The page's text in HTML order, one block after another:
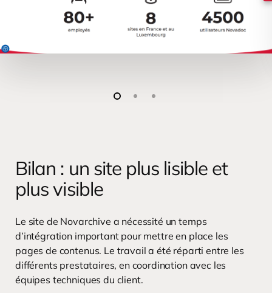
Bilan : un site plus lisible et
plus visible
Le site de Novarchive a nécessité un temps
d’intégration important pour mettre en place les
pages de contenus. Le travail a été réparti entre les
différents prestataires, en coordination avec les
équipes techniques du client.